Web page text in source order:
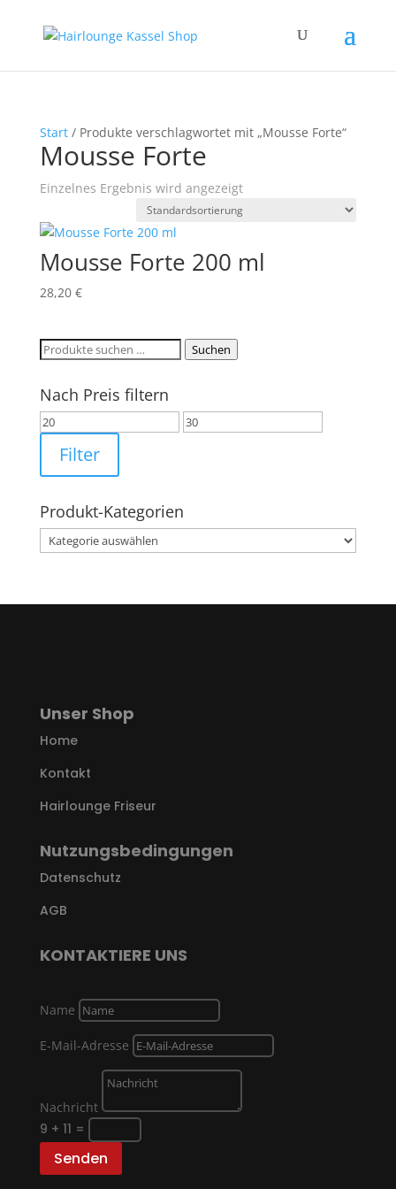
Start/ Produkte verschlagwortet mit „Mousse Forte“
Mousse Forte
Einzelnes Ergebnis wird angezeigt
Mousse Forte 200 ml
28,20 €
Suchen
Suchen
Nach Preis filtern
Min.
Max.
Filter
Produkt-Kategorien
Unser Shop
Home
Kontakt
Hairlounge Friseur
Nutzungsbedingungen
Datenschutz
AGB
KONTAKTIERE UNS
Name
E-Mail-Adresse
Nachricht
9 + 11 =
Senden